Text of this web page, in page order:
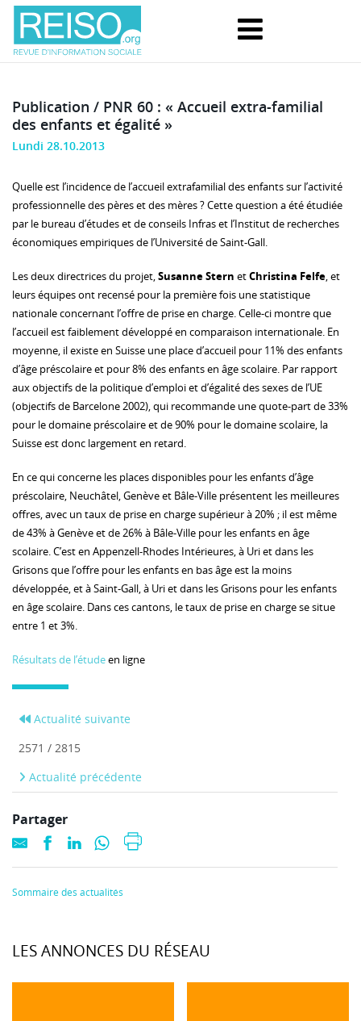
Publication / PNR 60 : « Accueil extra-familial
des enfants et égalité »
Lundi 28.10.2013
Quelle est l’incidence de l’accueil extrafamilial des enfants sur l’activité
professionnelle des pères et des mères ? Cette question a été étudiée
par le bureau d’études et de conseils Infras et l’Institut de recherches
économiques empiriques de l’Université de Saint-Gall.
Les deux directrices du projet,Susanne Stern etChristina Felfe, et
leurs équipes ont recensé pour la première fois une statistique
nationale concernant l’offre de prise en charge. Celle-ci montre que
l’accueil est faiblement développé en comparaison internationale. En
moyenne, il existe en Suisse une place d’accueil pour 11% des enfants
d’âge préscolaire et pour 8% des enfants en âge scolaire. Par rapport
aux objectifs de la politique d’emploi et d’égalité des sexes de l’UE
(objectifs de Barcelone 2002), qui recommande une quote-part de 33%
pour le domaine préscolaire et de 90% pour le domaine scolaire, la
Suisse est donc largement en retard.
En ce qui concerne les places disponibles pour les enfants d’âge
préscolaire, Neuchâtel, Genève et Bâle-Ville présentent les meilleures
offres, avec un taux de prise en charge supérieur à 20% ; il est même
de 43% à Genève et de 26% à Bâle-Ville pour les enfants en âge
scolaire. C’est en Appenzell-Rhodes Intérieures, à Uri et dans les
Grisons que l’offre pour les enfants en bas âge est la moins
développée, et à Saint-Gall, à Uri et dans les Grisons pour les enfants
en âge scolaire. Dans ces cantons, le taux de prise en charge se situe
entre 1 et 3%.
Résultats de l’étudeen ligne
Actualité suivante
2571 / 2815
Actualité précédente
Partager
Sommaire des actualités
LES ANNONCES DU RÉSEAU